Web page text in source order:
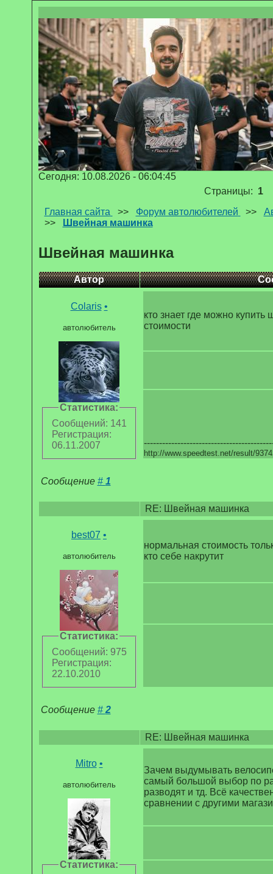
Сегодня: 10.08.2026 - 06:04:45
Страницы: 1
Главная сайта
>> Форум автолюбителей >>
>>
Швейная машинка
Швейная машинка
Автор
Colaris •
автолюбитель
Статистика:
Сообщений: 141
Регистрация:
06.11.2007
кто знает где можно
стоимости
http://www.speedtest.net/result/
Сообщение # 1
RE: Швейная машинка
best07 •
автолюбитель
Статистика:
Сообщений: 975
Регистрация:
22.10.2010
нормальная стоимость
кто себе накрутит
Сообщение # 2
RE: Швейная машинка
Mitro •
автолюбитель
Статистика:
Зачем выдумывать
самый большой выбор по
разводят и тд. Всё
сравнении с другими